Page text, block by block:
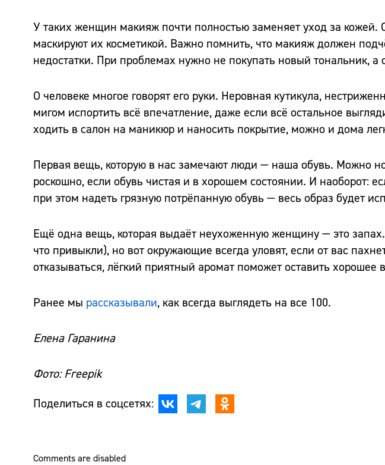
У таких женщин макияж почти полностью заменяет уход за
маскируют их косметикой. Важно помнить, что макияж должен
недостатки. При проблемах нужно не покупать новый тональник, а
О человеке многое говорят его руки. Неровная кутикула,
мигом испортить всё впечатление, даже если всё остальное
ходить в салон на маникюр и наносить покрытие, можно и дома
Первая вещь, которую в нас замечают люди — наша обувь. Можно
роскошно, если обувь чистая и в хорошем состоянии. И наоборот:
при этом надеть грязную потрёпанную обувь — весь образ будет
Ещё одна вещь, которая выдаёт неухоженную женщину — это
что привыкли), но вот окружающие всегда уловят, если от вас
отказываться, лёгкий приятный аромат поможет оставить хорошее
Ранее мы рассказывали, как всегда выглядеть на все 100.
Елена Гаранина
Фото: Freepik
Поделиться в соцсетях:
Comments are disabled